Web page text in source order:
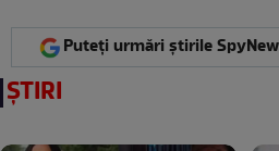
Puteți urmări știrile
ȘTIRI